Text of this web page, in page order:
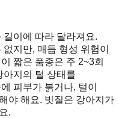
이에 따라 달라져요.
지만, 매듭 형성 위험이
짧은 품종은 주 2~3회
아지의 털 상태를
피부가 붉거나, 털이
야 해요. 빗질은 강아지가
.